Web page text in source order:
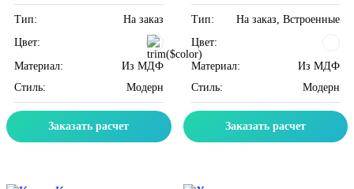
Тип:
На заказ
Цвет:
Материал:
Из МДФ
Стиль:
Модерн
Заказать расчет
Тип:
На заказ, Встроенные
Цвет:
Материал:
Из МДФ
Стиль:
Модерн
Заказать расчет